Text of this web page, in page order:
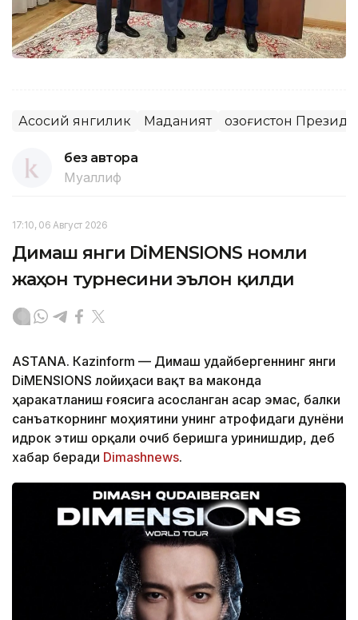
Асосий янгилик Маданият Қозоғистон
без автора
Муаллиф
17:10, 06 Август 2026
Димаш янги DiMENSIONS номли
жаҳон турнесини эълон қилди
ASTANА. Кazinform — Димаш Қудайбергеннинг янги
DiMENSIONS лойиҳаси вақт ва маконда
ҳаракатланиш ғоясига асосланган асар эмас, балки
санъаткорнинг моҳиятини унинг атрофидаги дунёни
идрок этиш орқали очиб беришга уринишдир, деб
хабар беради Dimashnews.